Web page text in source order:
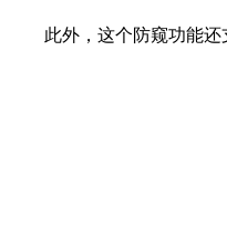
此外，这个防窥功能还支